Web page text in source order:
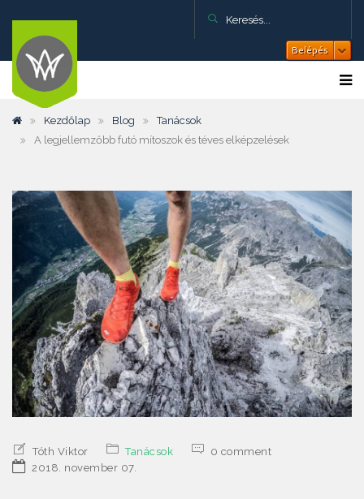
Belépés
Kezdőlap Blog
Tanácsok
A legjellemzőbb futó mítoszok és téves elképzelések
Tóth Viktor Tanácsok
0 comment
2018. november 07.